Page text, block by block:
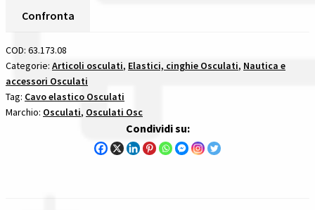
Spedizioni in europa
Spedizioni in italia
Tutte le categorie dei prodotti
Bianco
Mm
elastici
cinghie
quantità
Confronta
COD: 63.173.08
Categorie: Articoli osculati, Elastici, cinghie Osculati, Nautica e
accessori Osculati
Tag: Cavo elastico Osculati
Marchio: Osculati, Osculati Osc
Condividi su: